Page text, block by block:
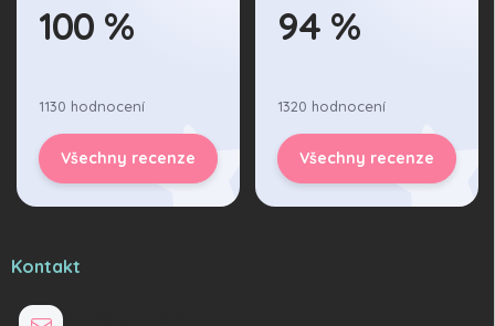
100 %
1130 hodnocení
Všechny recenze
94 %
1320 hodnocení
Všechny recenze
Kontakt